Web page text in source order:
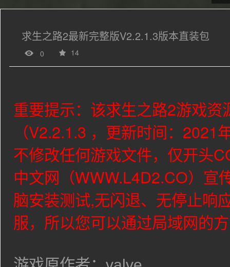
求生之路2最新完整版V2.2.1.3版本直装包
0 14
重要提示：该求生之路2游戏
（V2.2.1.3 ，更新时间：
不修改任何游戏文件，仅开头
中文网（WWW.L4D2.CO）宣
脑安装测试,无闪退、无停止响
服，所以您可以通过局域网的